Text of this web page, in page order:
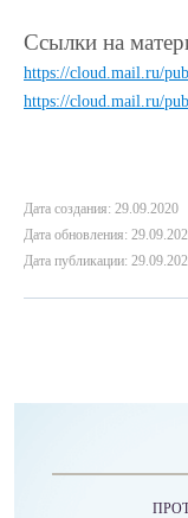
Ссылки на
https://cloud.mail.ru/
https://cloud.mail.ru/
Дата создания: 29.09.2020
Дата обновления:
Дата публикации: